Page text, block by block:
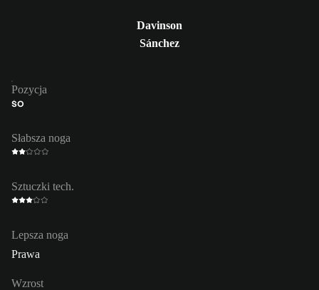
Davinson
Sánchez
Pozycja
ŚO
Słabsza noga
Sztuczki tech.
Lepsza noga
Prawa
Wzrost